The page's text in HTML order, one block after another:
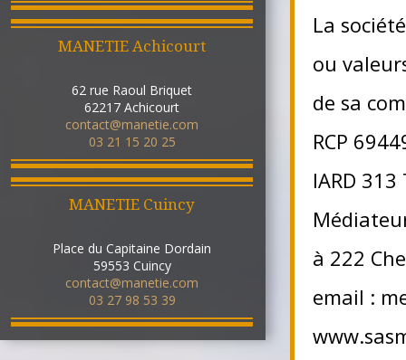
MANETIE Achicourt
62 rue Raoul Briquet
62217 Achicourt
contact@manetie.com
03 21 15 20 25
MANETIE Cuincy
Place du Capitaine Dordain
59553 Cuincy
contact@manetie.com
03 27 98 53 39
La
ou
de sa
RCP
IARD 313
à 222
email :